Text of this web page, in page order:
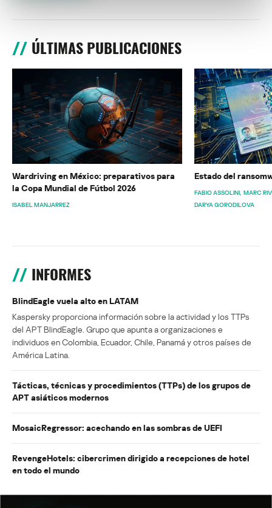
ÚLTIMAS PUBLICACIONES
Wardriving en México: preparativos para
la Copa Mundial de Fútbol 2026
ISABEL MANJARREZ
Estado del
FABIO ASSOLINI MARC
DARYA GORODILOVA
INFORMES
BlindEagle vuela alto en LATAM
Kaspersky proporciona información sobre la actividad y los TTPs
del APT BlindEagle. Grupo que apunta a organizaciones e
individuos en Colombia, Ecuador, Chile, Panamá y otros países de
América Latina.
Tácticas, técnicas y procedimientos (TTPs) de los grupos de
APT asiáticos modernos
MosaicRegressor: acechando en las sombras de UEFI
RevengeHotels: cibercrimen dirigido a recepciones de hotel
en todo el mundo